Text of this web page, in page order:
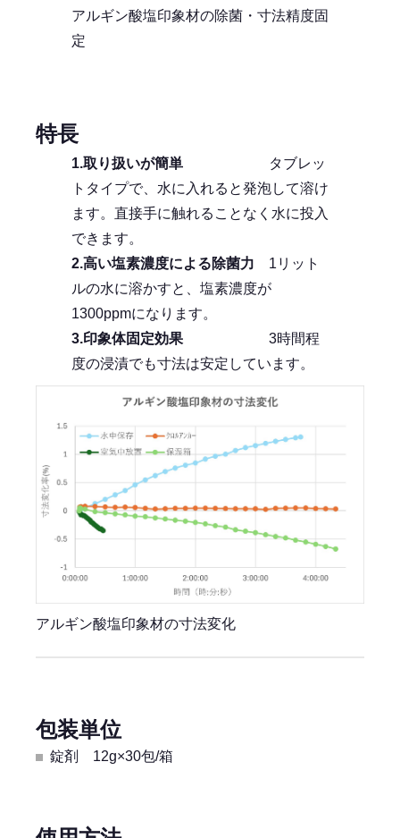
アルギン酸塩印象材の除菌・寸法精度固
定
特長
1.取り扱いが簡単 タブレッ
トタイプで、水に入れると発泡して溶け
ます。直接手に触れることなく水に投入
できます。
2.高い塩素濃度による除菌力 1リット
ルの水に溶かすと、塩素濃度が
1300ppmになります。
3.印象体固定効果 3時間程
度の浸漬でも寸法は安定しています。
アルギン酸塩印象材の寸法変化
包装単位
錠剤 12g×30包/箱